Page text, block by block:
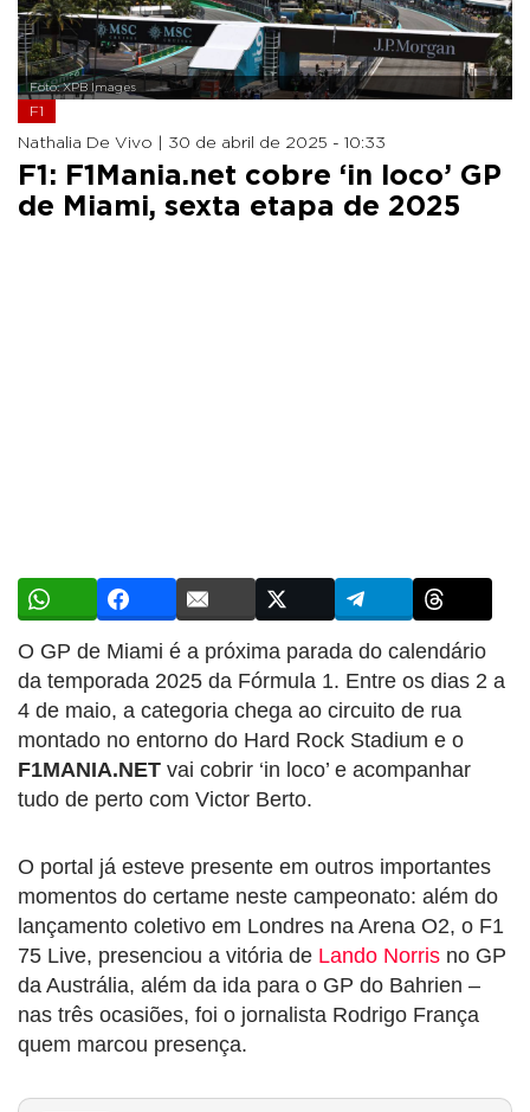
Foto: XPB Images
F1
Nathalia De Vivo | 30 de abril de 2025 - 10:33
F1: F1Mania.net cobre ‘in loco’ GP
de Miami, sexta etapa de 2025
O GP de Miami é a próxima parada do calendário
da temporada 2025 da Fórmula 1. Entre os dias 2 a
4 de maio, a categoria chega ao circuito de rua
montado no entorno do Hard Rock Stadium e o
F1MANIA.NET vai cobrir ‘in loco’ e acompanhar
tudo de perto com Victor Berto.
O portal já esteve presente em outros importantes
momentos do certame neste campeonato: além do
lançamento coletivo em Londres na Arena O2, o F1
75 Live, presenciou a vitória de Lando Norris no GP
da Austrália, além da ida para o GP do Bahrien –
nas três ocasiões, foi o jornalista Rodrigo França
quem marcou presença.